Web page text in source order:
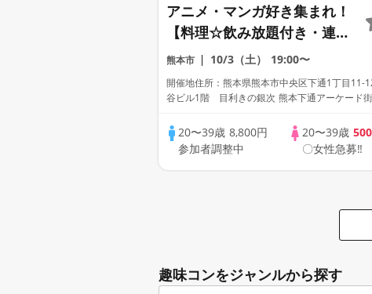
アニメ・マンガ好き集まれ！
【料理☆飲み放題付き・連絡
先交換あり・完全着席型】ア
ニメ好きコン☆１名参加多
数・初参加も大歓迎☆プレイ
熊本市 10/3（土） 19:00〜
開催地住所：熊本県熊本市中央区下通1丁目11-
谷ビル1階 目利きの銀次 熊本下通アーケード
20〜39歳 8,800円
参加者調整中
20〜39歳
〇女性急募‼
趣味コンをジャンルから探す